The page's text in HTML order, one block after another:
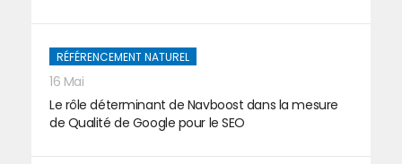
RÉFÉRENCEMENT NATUREL
16 Mai
Le rôle déterminant de Navboost dans la mesure
de Qualité de Google pour le SEO